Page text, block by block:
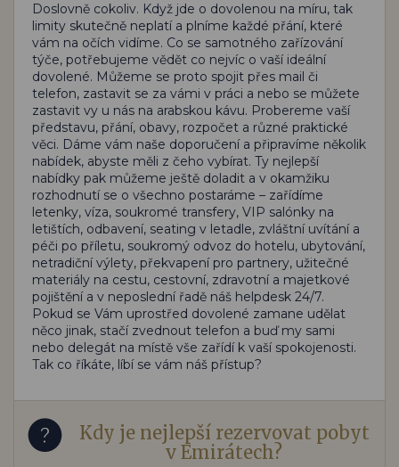
Doslovně cokoliv. Když jde o dovolenou na míru, tak
limity skutečně neplatí a plníme každé přání, které
vám na očích vidíme. Co se samotného zařízování
týče, potřebujeme vědět co nejvíc o vaší ideální
dovolené. Můžeme se proto spojit přes mail či
telefon, zastavit se za vámi v práci a nebo se můžete
zastavit vy u nás na arabskou kávu. Probereme vaší
představu, přání, obavy, rozpočet a různé praktické
věci. Dáme vám naše doporučení a připravíme několik
nabídek, abyste měli z čeho vybírat. Ty nejlepší
nabídky pak můžeme ještě doladit a v okamžiku
rozhodnutí se o všechno postaráme – zařídíme
letenky, víza, soukromé transfery, VIP salónky na
letištích, odbavení, seating v letadle, zvláštní uvítání a
péči po příletu, soukromý odvoz do hotelu, ubytování,
netradiční výlety, překvapení pro partnery, užitečné
materiály na cestu, cestovní, zdravotní a majetkové
pojištění a v neposlední řadě náš helpdesk 24/7.
Pokud se Vám uprostřed dovolené zamane udělat
něco jinak, stačí zvednout telefon a buď my sami
nebo delegát na místě vše zařídí k vaší spokojenosti.
Tak co říkáte, líbí se vám náš přístup?
Kdy je nejlepší rezervovat pobyt
v Emirátech?